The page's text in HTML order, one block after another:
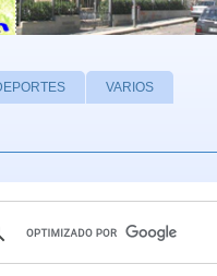
VARIOS